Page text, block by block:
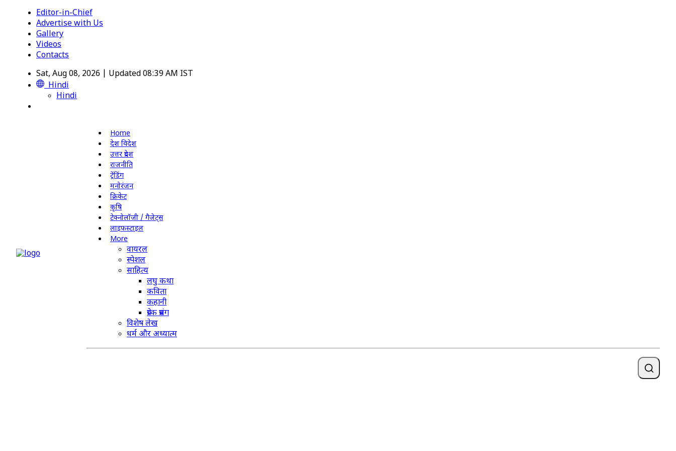
Editor-in-Chief
Advertise with Us
Gallery
Videos
Contacts
Sat, Aug 08, 2026 | Updated 08:39 AM IST
Hindi
Hindi
Home
देश विदेश
उत्तर प्रदेश
राजनीति
ट्रेंडिंग
मनोरंजन
क्रिकेट
कृषि
टेक्नोलॉजी / गैजेट्स
लाइफस्टाइल
More
वायरल
स्पेशल
साहित्य
लघु कथा
कविता
कहानी
प्रेरक प्रसंग
विशेष लेख
धर्म और अध्यात्म